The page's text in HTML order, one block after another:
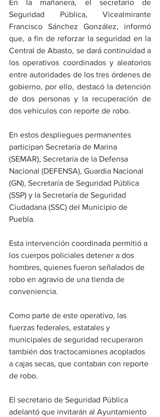
En la mañanera, el secretario de
Seguridad Pública, Vicealmirante
Francisco Sánchez González, informó
que, a fin de reforzar la seguridad en la
Central de Abasto, se dará continuidad a
los operativos coordinados y aleatorios
entre autoridades de los tres órdenes de
gobierno, por ello, destacó la detención
de dos personas y la recuperación de
dos vehículos con reporte de robo.
En estos despliegues permanentes
participan Secretaría de Marina
(SEMAR), Secretaría de la Defensa
Nacional (DEFENSA), Guardia Nacional
(GN), Secretaría de Seguridad Pública
(SSP) y la Secretaría de Seguridad
Ciudadana (SSC) del Municipio de
Puebla.
Esta intervención coordinada permitió a
los cuerpos policiales detener a dos
hombres, quienes fueron señalados de
robo en agravio de una tienda de
conveniencia.
Como parte de este operativo, las
fuerzas federales, estatales y
municipales de seguridad recuperaron
también dos tractocamiones acoplados
a cajas secas, que contaban con reporte
de robo.
El secretario de Seguridad Pública
adelantó que invitarán al Ayuntamiento